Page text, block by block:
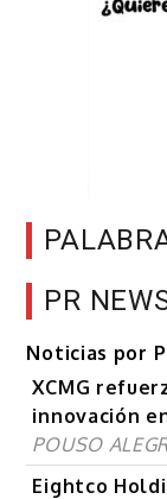
PR
Noticias por
XCMG
innovación
POUSO
Eightco